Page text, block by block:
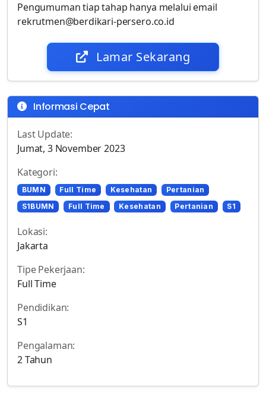
Pengumuman tiap tahap hanya melalui email
rekrutmen@berdikari-persero.co.id
Lamar Sekarang
Informasi Cepat
Last Update:
Jumat, 3 November 2023
Kategori:
BUMN Full Time Kesehatan
Pertanian
S1BUMN
Full Time Kesehatan Pertanian S1
Lokasi:
Jakarta
Tipe Pekerjaan:
Full Time
Pendidikan:
S1
Pengalaman:
2 Tahun